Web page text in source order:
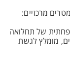
מרכזיים:
של תחלואה
מומלץ לגשת